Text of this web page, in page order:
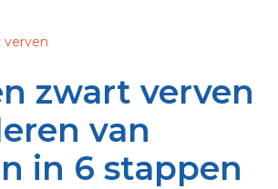
verven
zwart verven
van
in 6 stappen